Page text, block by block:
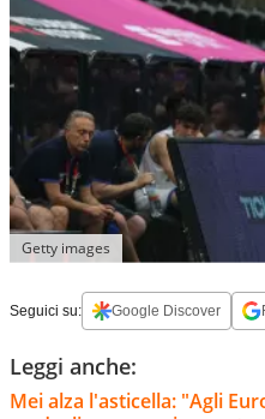
Getty images
Seguici su: Google Discover
Leggi anche:
Mei alza l'asticella: "Agli